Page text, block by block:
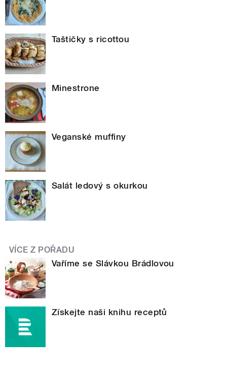
Taštičky s ricottou
Minestrone
Veganské muffiny
Salát ledový s okurkou
VÍCE Z POŘADU
Vaříme se Slávkou Brádlovou
Získejte naši knihu receptů